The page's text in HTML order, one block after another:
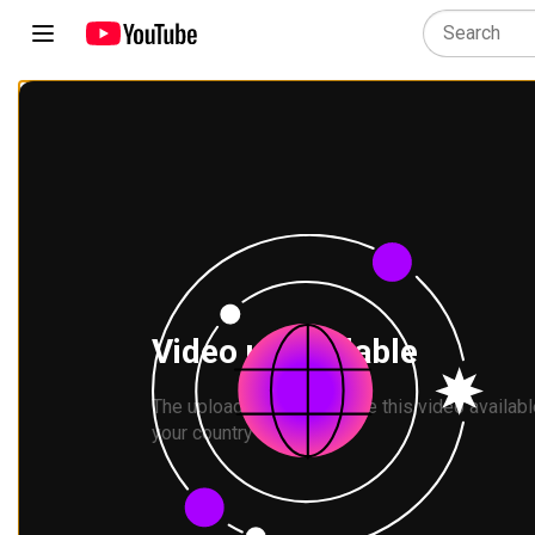
Video unavailable
The uploader has not made this video
your country